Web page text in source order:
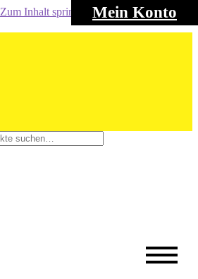
Mein Konto
Zum Inhalt springen